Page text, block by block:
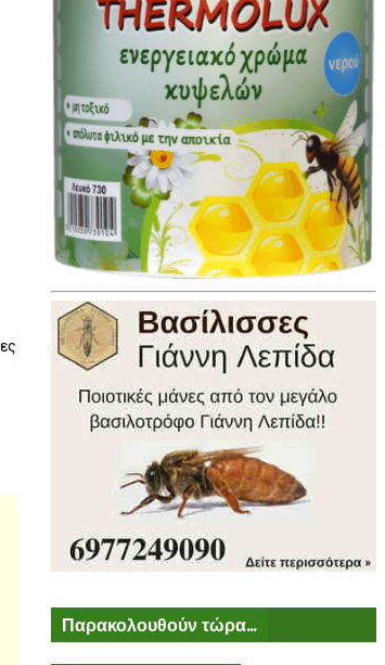
Παρακολουθούν τώρα...